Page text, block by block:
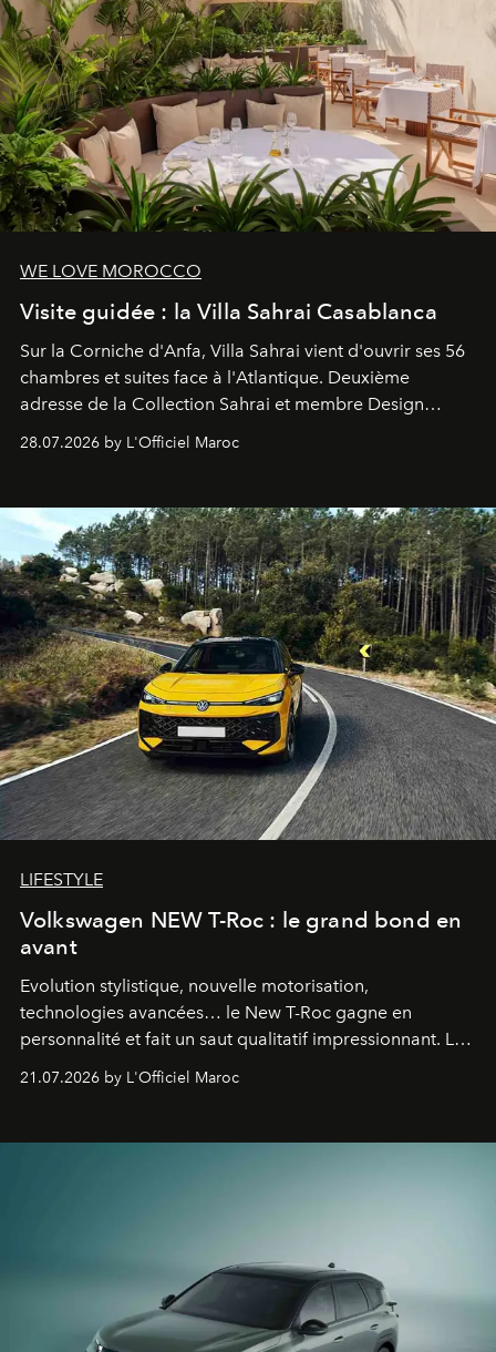
WE LOVE MOROCCO
Visite guidée : la Villa Sahrai Casablanca
Sur la Corniche d'Anfa, Villa Sahrai vient d'ouvrir ses 56
chambres et suites face à l'Atlantique. Deuxième
adresse de la Collection Sahrai et membre Design
Pillet promet un lieu de vie complet. On y a déjeuné…
28.07.2026 by L'Officiel Maroc
LIFESTYLE
Volkswagen NEW T-Roc : le grand bond en
avant
Evolution stylistique, nouvelle motorisation,
technologies avancées… le New T-Roc gagne en
personnalité et fait un saut qualitatif impressionnant. Le
fétiche pour le rendre plus premium. Et le pari semble
21.07.2026 by L'Officiel Maroc